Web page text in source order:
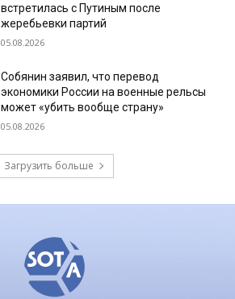
встретилась с Путиным после
жеребьевки партий
05.08.2026
Собянин заявил, что перевод
экономики России на военные рельсы
может «убить вообще страну»
05.08.2026
Загрузить больше